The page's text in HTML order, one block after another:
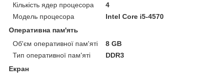
Кількість ядер процесора
4
Модель процесора
Intel Core i5-4570
Оперативна пам'ять
Об'єм оперативної пам'яті
8 GB
Тип оперативної пам'яті
DDR3
Екран